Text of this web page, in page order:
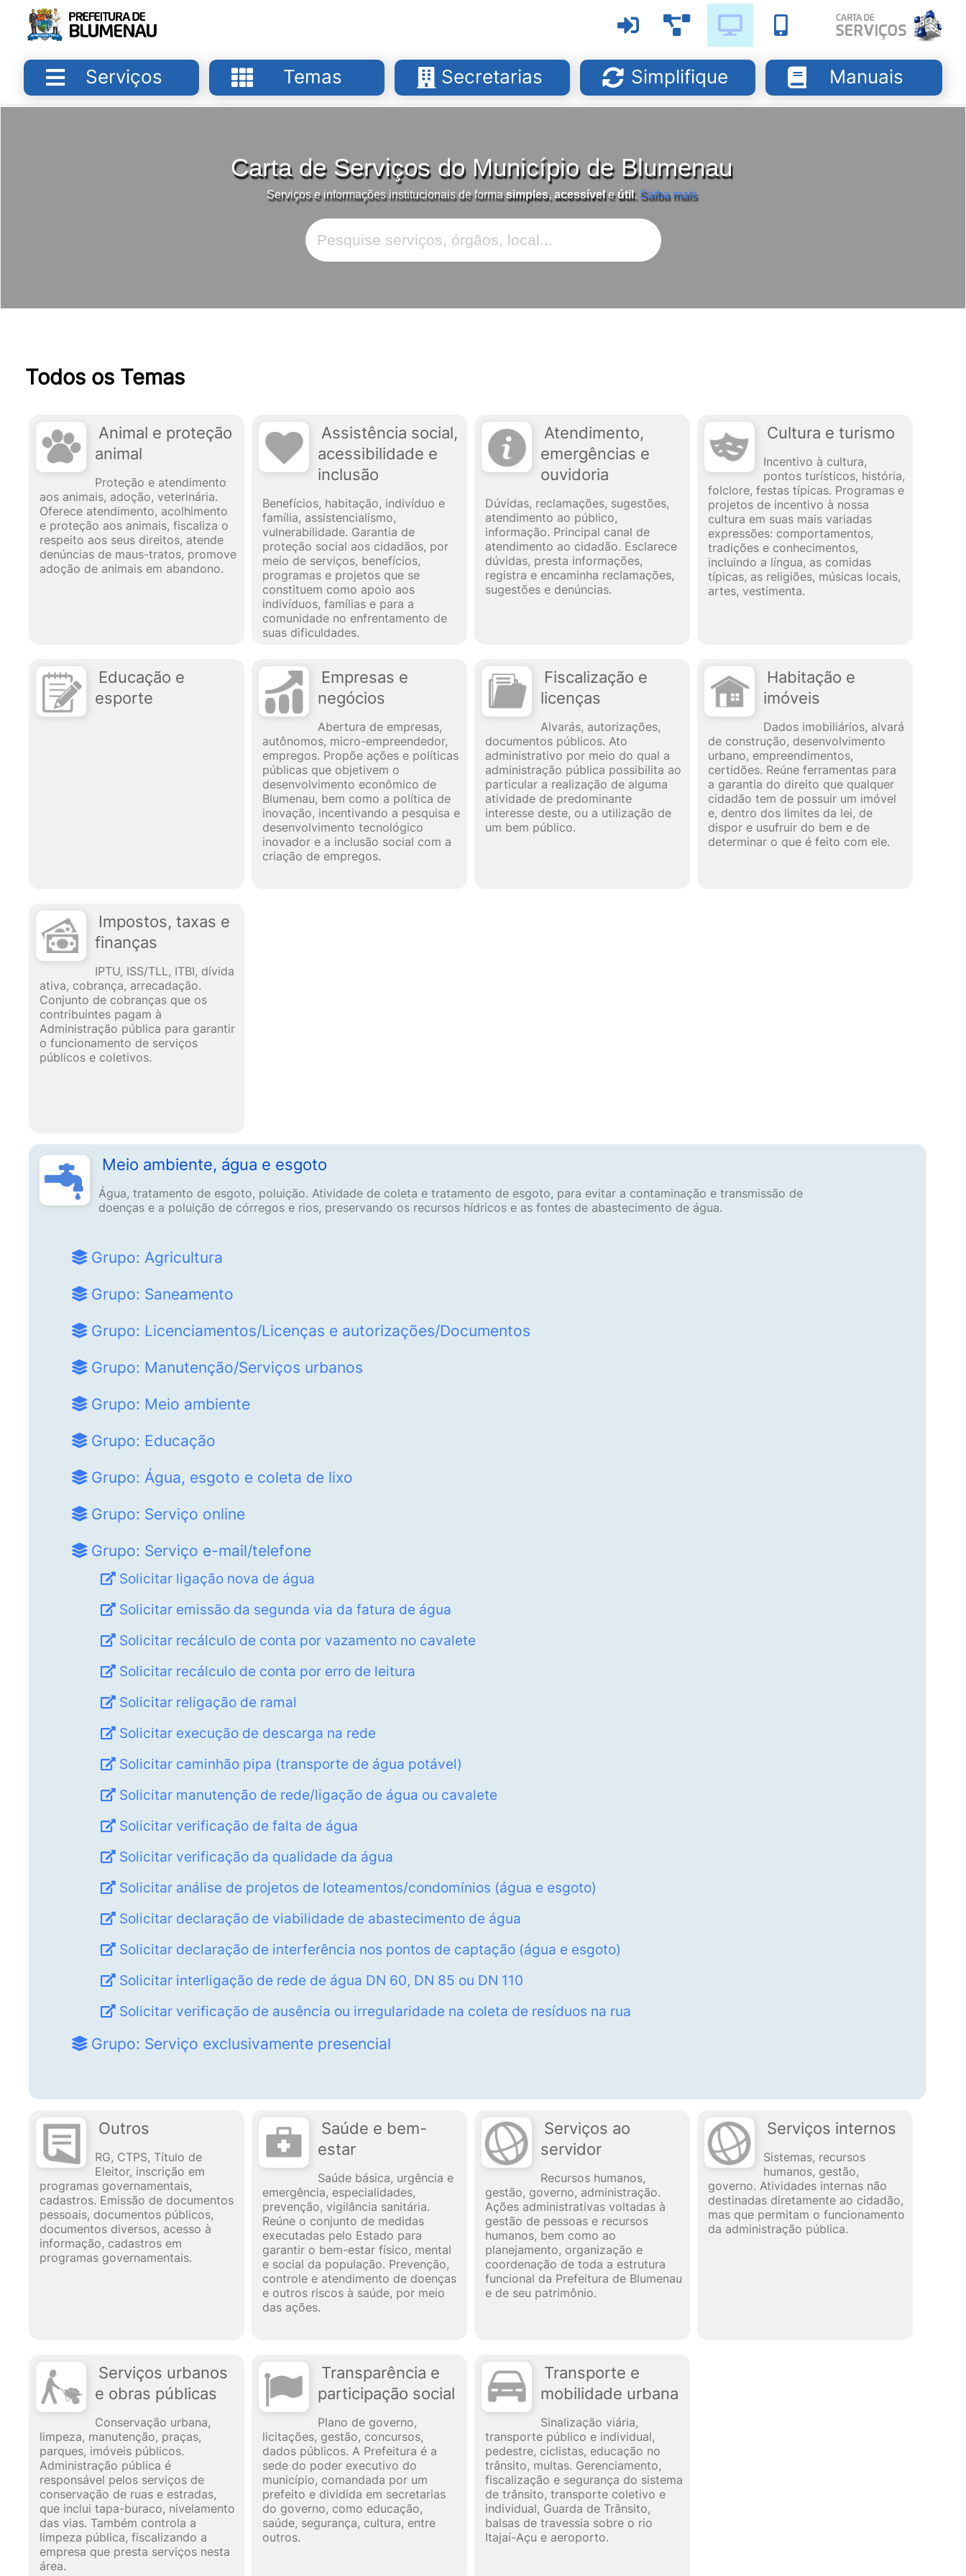
Serviços Temas Secretarias Simplifique Manuais
Carta de Serviços do Município de Blumenau
Serviços e informações institucionais de formasimples, acessíveleútil. Saiba mais
Todos os Temas
Animal e proteção
animal
Proteção e atendimento
aos animais, adoção, veterinária.
Oferece atendimento, acolhimento
e proteção aos animais, fiscaliza o
respeito aos seus direitos, atende
denúncias de maus-tratos, promove
adoção de animais em abandono.
Assistência social,
acessibilidade e
inclusão
Benefícios, habitação, indivíduo e
família, assistencialismo,
vulnerabilidade. Garantia de
proteção social aos cidadãos, por
meio de serviços, benefícios,
programas e projetos que se
constituem como apoio aos
indivíduos, famílias e para a
comunidade no enfrentamento de
suas dificuldades.
Atendimento,
emergências e
ouvidoria
Dúvidas, reclamações, sugestões,
atendimento ao público,
informação. Principal canal de
atendimento ao cidadão. Esclarece
dúvidas, presta informações,
registra e encaminha reclamações,
sugestões e denúncias.
Cultura e turismo
Incentivo à cultura,
pontos turísticos, história,
folclore, festas típicas. Programas e
projetos de incentivo à nossa
cultura em suas mais variadas
expressões: comportamentos,
tradições e conhecimentos,
incluindo a língua, as comidas
típicas, as religiões, músicas locais,
artes, vestimenta.
Educação e
esporte
Empresas e
negócios
Abertura de empresas,
autônomos, micro-empreendedor,
empregos. Propõe ações e políticas
públicas que objetivem o
desenvolvimento econômico de
Blumenau, bem como a política de
inovação, incentivando a pesquisa e
desenvolvimento tecnológico
inovador e a inclusão social com a
criação de empregos.
Fiscalização e
licenças
Alvarás, autorizações,
documentos públicos. Ato
administrativo por meio do qual a
administração pública possibilita ao
particular a realização de alguma
atividade de predominante
interesse deste, ou a utilização de
um bem público.
Habitação e
imóveis
Dados imobiliários, alvará
de construção, desenvolvimento
urbano, empreendimentos,
certidões. Reúne ferramentas para
a garantia do direito que qualquer
cidadão tem de possuir um imóvel
e, dentro dos limites da lei, de
dispor e usufruir do bem e de
determinar o que é feito com ele.
Impostos, taxas e
finanças
IPTU, ISS/TLL, ITBI, dívida
ativa, cobrança, arrecadação.
Conjunto de cobranças que os
contribuintes pagam à
Administração pública para garantir
o funcionamento de serviços
públicos e coletivos.
Meio ambiente, água e esgoto
Água, tratamento de esgoto, poluição. Atividade de coleta e tratamento de esgoto, para evitar a contaminação e transmissão de
doenças e a poluição de córregos e rios, preservando os recursos hídricos e as fontes de abastecimento de água.
Grupo: Agricultura
Grupo: Saneamento
Grupo: Licenciamentos/Licenças e autorizações/Documentos
Grupo: Manutenção/Serviços urbanos
Grupo: Meio ambiente
Grupo: Educação
Grupo: Água, esgoto e coleta de lixo
Grupo: Serviço online
Grupo: Serviço e-mail/telefone
Solicitar ligação nova de água
Solicitar emissão da segunda via da fatura de água
Solicitar recálculo de conta por vazamento no cavalete
Solicitar recálculo de conta por erro de leitura
Solicitar religação de ramal
Solicitar execução de descarga na rede
Solicitar caminhão pipa (transporte de água potável)
Solicitar manutenção de rede/ligação de água ou cavalete
Solicitar verificação de falta de água
Solicitar verificação da qualidade da água
Solicitar análise de projetos de loteamentos/condomínios (água e esgoto)
Solicitar declaração de viabilidade de abastecimento de água
Solicitar declaração de interferência nos pontos de captação (água e esgoto)
Solicitar interligação de rede de água DN 60, DN 85 ou DN 110
Solicitar verificação de ausência ou irregularidade na coleta de resíduos na rua
Grupo: Serviço exclusivamente presencial
Outros
RG, CTPS, Título de
Eleitor, inscrição em
programas governamentais,
cadastros. Emissão de documentos
pessoais, documentos públicos,
documentos diversos, acesso à
informação, cadastros em
programas governamentais.
Saúde e bem-
estar
Saúde básica, urgência e
emergência, especialidades,
prevenção, vigilância sanitária.
Reúne o conjunto de medidas
executadas pelo Estado para
garantir o bem-estar físico, mental
e social da população. Prevenção,
controle e atendimento de doenças
e outros riscos à saúde, por meio
das ações.
Serviços ao
servidor
Recursos humanos,
gestão, governo, administração.
Ações administrativas voltadas à
gestão de pessoas e recursos
humanos, bem como ao
planejamento, organização e
coordenação de toda a estrutura
funcional da Prefeitura de Blumenau
e de seu patrimônio.
Serviços internos
Sistemas, recursos
humanos, gestão,
governo. Atividades internas não
destinadas diretamente ao cidadão,
mas que permitam o funcionamento
da administração pública.
Serviços urbanos
e obras públicas
Conservação urbana,
limpeza, manutenção, praças,
parques, imóveis públicos.
Administração pública é
responsável pelos serviços de
conservação de ruas e estradas,
que inclui tapa-buraco, nivelamento
das vias. Também controla a
limpeza pública, fiscalizando a
empresa que presta serviços nesta
área.
Transparência e
participação social
Plano de governo,
licitações, gestão, concursos,
dados públicos. A Prefeitura é a
sede do poder executivo do
município, comandada por um
prefeito e dividida em secretarias
do governo, como educação,
saúde, segurança, cultura, entre
outros.
Transporte e
mobilidade urbana
Sinalização viária,
transporte público e individual,
pedestre, ciclistas, educação no
trânsito, multas. Gerenciamento,
fiscalização e segurança do sistema
de trânsito, transporte coletivo e
individual, Guarda de Trânsito,
balsas de travessia sobre o rio
Itajaí-Açu e aeroporto.